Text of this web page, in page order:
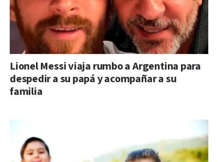
Lionel Messi viaja rumbo a Argentina para
despedir a su papá y acompañar a su
familia